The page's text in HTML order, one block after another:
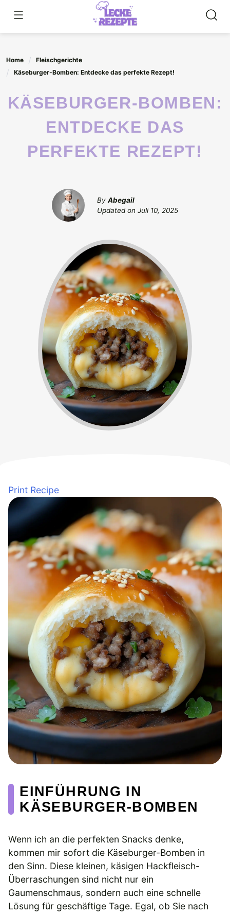
content
Home
Fleischgerichte
Käseburger-Bomben: Entdecke das perfekte Rezept!
KÄSEBURGER-BOMBEN:
ENTDECKE DAS
PERFEKTE REZEPT!
By Abegail
Updated on Juli 10, 2025
Print Recipe
EINFÜHRUNG IN
KÄSEBURGER-BOMBEN
Wenn ich an die perfekten Snacks denke,
kommen mir sofort die Käseburger-Bomben in
den Sinn. Diese kleinen, käsigen Hackfleisch-
Überraschungen sind nicht nur ein
Gaumenschmaus, sondern auch eine schnelle
Lösung für geschäftige Tage. Egal, ob Sie nach